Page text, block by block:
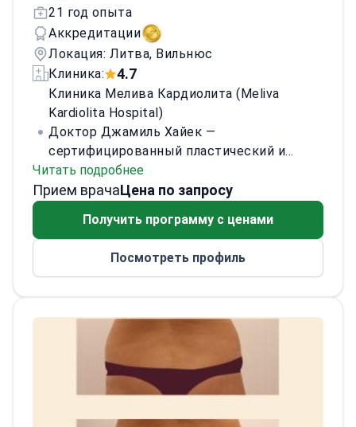
21 год опыта
Аккредитации
Локация: Литва, Вильнюс
Клиника:
4.7
Клиника Мелива Кардиолита (Meliva
Kardiolita Hospital)
Доктор Джамиль Хайек —
сертифицированный пластический и
реконструктивный хирург.
Специализируется на современных
груди, отопластике, блефаропластике,
2017 году основал клинику New Image.
международный спикер и соавтор
американской книги «Эволюция
липосакции в липоскульптуру». Член
Международного общества эстетической
пластической хирургии (ISAPS),
Ассоциации VASER и совета Allergan
Читать подробнее
Прием врачаЦена по запросу
Получить программу с ценами
Посмотреть профиль